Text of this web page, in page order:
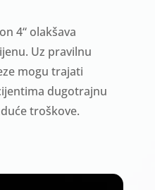
4“ olakšava
Uz pravilnu
mogu trajati
dugotrajnu
troškove.